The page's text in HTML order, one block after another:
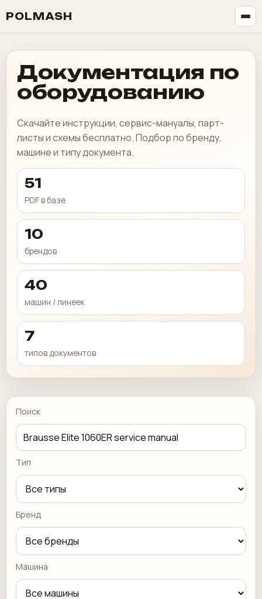
POLMASH
Документация по
оборудованию
Скачайте инструкции, сервис-мануалы, парт-
листы и схемы бесплатно. Подбор по бренду,
машине и типу документа.
51
PDF в базе
10
брендов
40
машин / линеек
7
типов документов
Поиск
Тип
Бренд
Машина